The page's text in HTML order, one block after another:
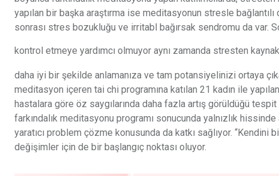
yapılan bir başka araştırma ise meditasyonun stresle
sonrası stres bozukluğu ve irritabl bağırsak sendromu da var.
kontrol etmeye yardımcı olmuyor aynı zamanda stresten
daha iyi bir şekilde anlamanıza ve tam potansiyelinizi ortaya
meditasyon içeren tai chi programına katılan 21 kadın ile
hastalara göre öz saygılarında daha fazla artış görüldüğü
farkındalık meditasyonu programı sonucunda yalnızlık
yaratıcı problem çözme konusunda da katkı sağlıyor.
değişimler için de bir başlangıç noktası oluyor.